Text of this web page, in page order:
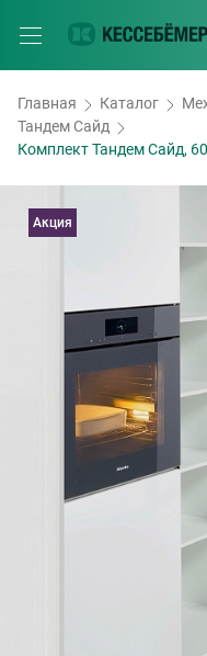
Главная Каталог
Тандем Сайд
Комплект Тандем Сайд,
Акция